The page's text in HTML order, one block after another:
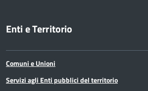
Enti e Territorio
Comuni e Unioni
Servizi agli Enti pubblici del territorio